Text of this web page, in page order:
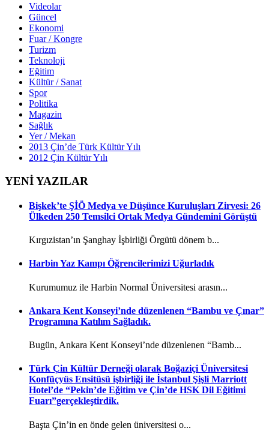
Videolar
Güncel
Ekonomi
Fuar / Kongre
Turizm
Teknoloji
Eğitim
Kültür / Sanat
Spor
Politika
Magazin
Sağlık
Yer / Mekan
2013 Çin’de Türk Kültür Yılı
2012 Çin Kültür Yılı
YENİ YAZILAR
Bişkek’te ŞİÖ Medya ve Düşünce Kuruluşları Zirvesi: 26
Ülkeden 250 Temsilci Ortak Medya Gündemini Görüştü
Kırgızistan’ın Şanghay İşbirliği Örgütü dönem b...
Harbin Yaz Kampı Öğrencilerimizi Uğurladık
Kurumumuz ile Harbin Normal Üniversitesi arasın...
Ankara Kent Konseyi’nde düzenlenen “Bambu ve Çınar”
Programına Katılım Sağladık.
Bugün, Ankara Kent Konseyi’nde düzenlenen “Bamb...
Türk Çin Kültür Derneği olarak Boğaziçi Üniversitesi
Konfüçyüs Ensitüsü işbirliği ile İstanbul Şişli Marriott
Hotel’de “Pekin’de Eğitim ve Çin’de HSK Dil Eğitimi
Fuarı”gerçekleştirdik.
Başta Çin’in en önde gelen üniversitesi o...